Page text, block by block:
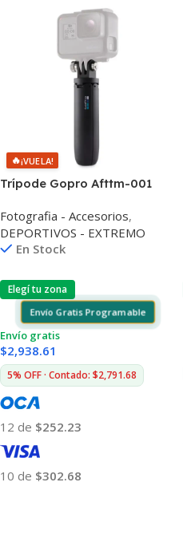
🔥¡VUELA!
Trípode Gopro Afttm-001
Fotografia - Accesorios,
DEPORTIVOS - EXTREMO
En Stock
Elegí tu zona
Envío Gratis Programable
Envío gratis
$2,938.61
5% OFF · Contado: $2,791.68
12 de $252.23
10 de $302.68